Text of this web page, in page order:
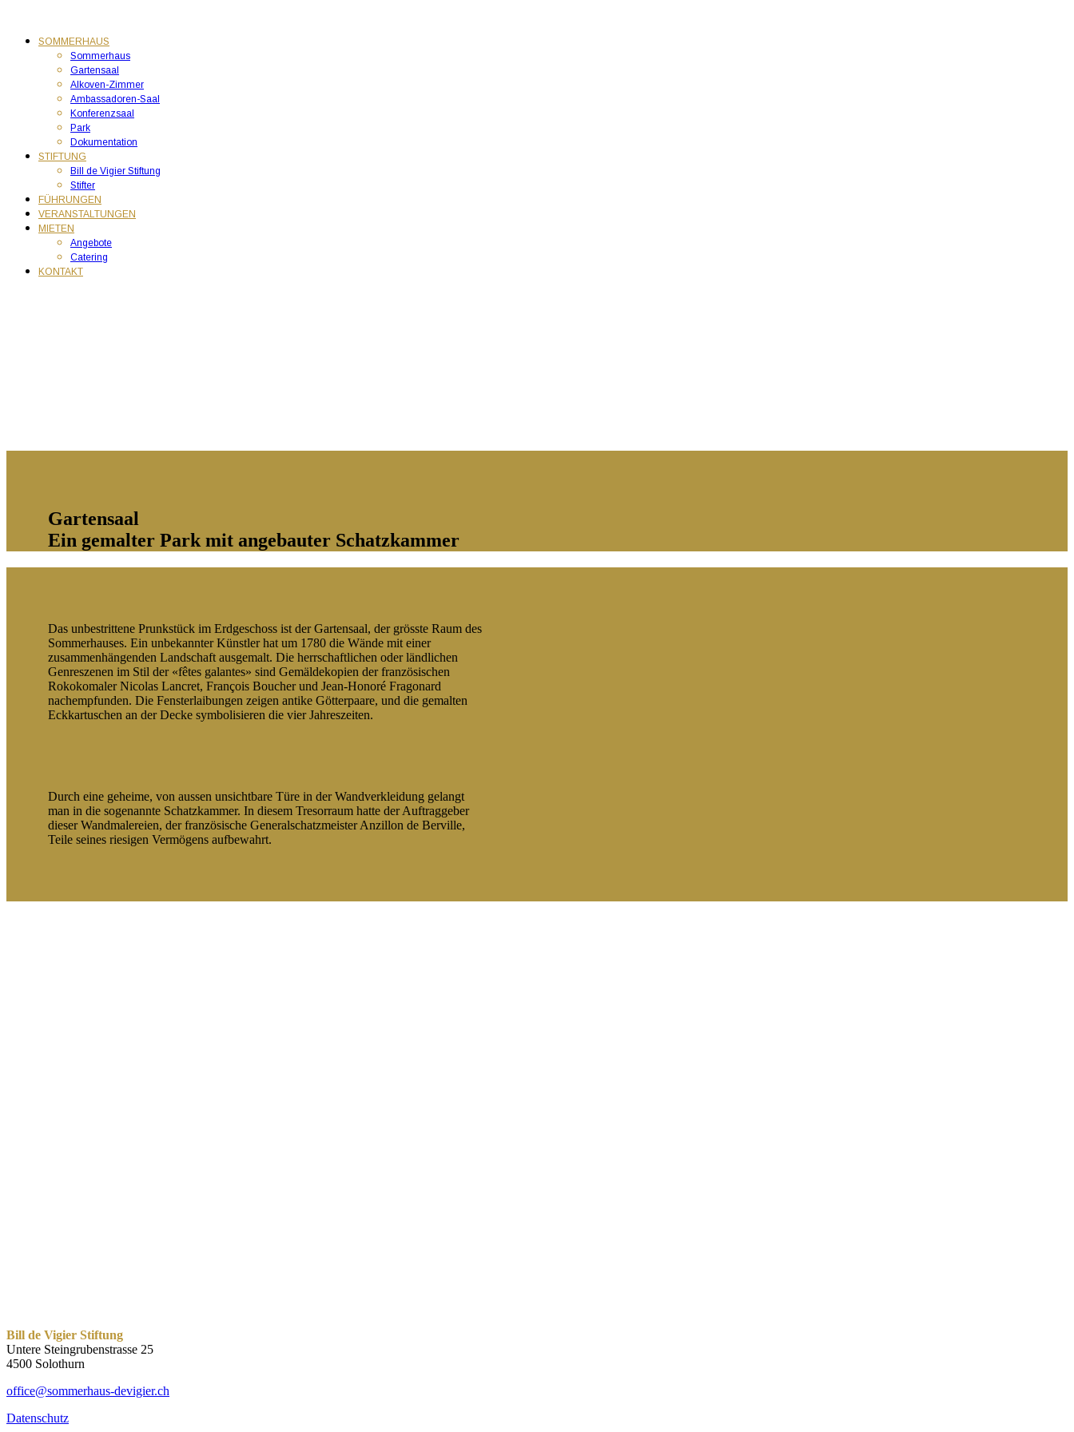
SOMMERHAUS
Sommerhaus
Gartensaal
Alkoven-Zimmer
Ambassadoren-Saal
Konferenzsaal
Park
Dokumentation
STIFTUNG
Bill de Vigier Stiftung
Stifter
FÜHRUNGEN
VERANSTALTUNGEN
MIETEN
Angebote
Catering
KONTAKT
Gartensaal
Ein gemalter Park mit angebauter Schatzkammer
Das unbestrittene Prunkstück im Erdgeschoss ist der Gartensaal, der grösste Raum des
Sommerhauses. Ein unbekannter Künstler hat um 1780 die Wände mit einer
zusammenhängenden Landschaft ausgemalt. Die herrschaftlichen oder ländlichen
Genreszenen im Stil der «fêtes galantes» sind Gemäldekopien der französischen
Rokokomaler Nicolas Lancret, François Boucher und Jean-Honoré Fragonard
nachempfunden. Die Fensterlaibungen zeigen antike Götterpaare, und die gemalten
Eckkartuschen an der Decke symbolisieren die vier Jahreszeiten.
Durch eine geheime, von aussen unsichtbare Türe in der Wandverkleidung gelangt
man in die sogenannte Schatzkammer. In diesem Tresorraum hatte der Auftraggeber
dieser Wandmalereien, der französische Generalschatzmeister Anzillon de Berville,
Teile seines riesigen Vermögens aufbewahrt.
Bill de Vigier Stiftung
Untere Steingrubenstrasse 25
4500 Solothurn
office@sommerhaus-devigier.ch
Datenschutz